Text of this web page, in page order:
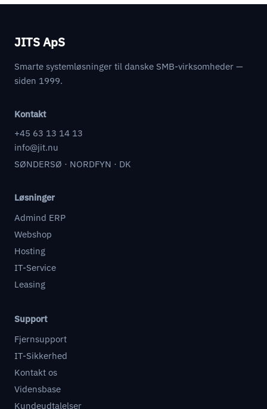
JITS ApS
Smarte systemløsninger til danske SMB-virksomheder —
siden 1999.
Kontakt
+45 63 13 14 13
info@jit.nu
SØNDERSØ · NORDFYN · DK
Løsninger
Admind ERP
Webshop
Hosting
IT-Service
Leasing
Support
Fjernsupport
IT-Sikkerhed
Kontakt os
Vidensbase
Kundeudtalelser